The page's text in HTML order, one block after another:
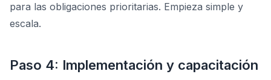
para las obligaciones prioritarias. Empieza simple y
escala.
Paso 4: Implementación y capacitación